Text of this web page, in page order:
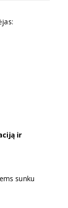
ir
sunku